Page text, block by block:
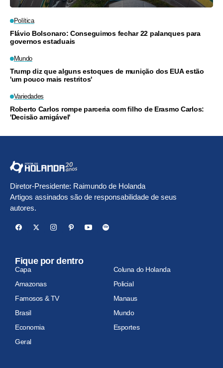
Política
Flávio Bolsonaro: Conseguimos fechar 22 palanques para
governos estaduais
Mundo
Trump diz que alguns estoques de munição dos EUA estão
'um pouco mais restritos'
Variedades
Roberto Carlos rompe parceria com filho de Erasmo Carlos:
'Decisão amigável'
Diretor-Presidente: Raimundo de Holanda
Artigos assinados são de responsabilidade de seus
autores.
Fique por dentro
Capa
Coluna do Holanda
Amazonas
Policial
Famosos & TV
Manaus
Brasil
Mundo
Economia
Esportes
Geral